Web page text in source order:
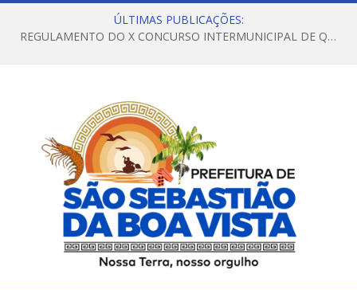
ÚLTIMAS PUBLICAÇÕES:
REGULAMENTO DO X CONCURSO INTERMUNICIPAL DE QUADRILHAS JUNINAS – 2026 – ARRAIÁ DA VENEZA